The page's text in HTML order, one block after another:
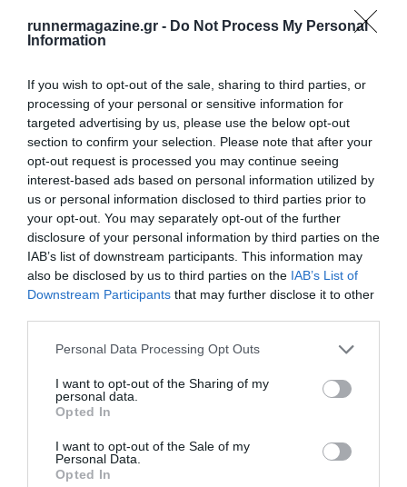
runnermagazine.gr - Do Not Process My Personal
Information
If you wish to opt-out of the sale, sharing to third parties, or
processing of your personal or sensitive information for
targeted advertising by us, please use the below opt-out
section to confirm your selection. Please note that after your
opt-out request is processed you may continue seeing
interest-based ads based on personal information utilized by
us or personal information disclosed to third parties prior to
your opt-out. You may separately opt-out of the further
disclosure of your personal information by third parties on the
IAB’s list of downstream participants. This information may
also be disclosed by us to third parties on the IAB’s List of
Downstream Participants that may further disclose it to other
Personal Data Processing Opt Outs
I want to opt-out of the Sharing of my
personal data.
Opted In
I want to opt-out of the Sale of my
Personal Data.
Opted In